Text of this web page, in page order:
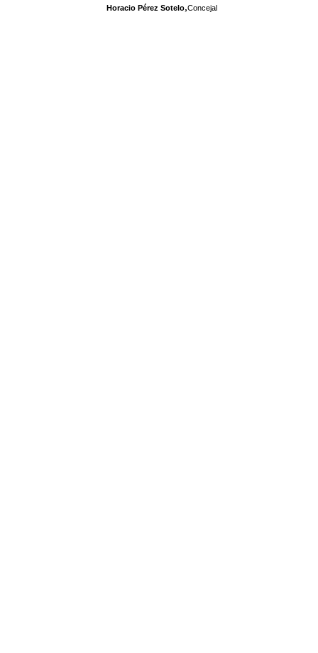
Horacio Pérez Sotelo,Concejal